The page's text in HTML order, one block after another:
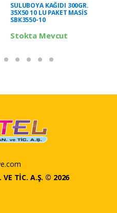
SULUBOYA KAĞIDI 300GR.
35X50 10 LU PAKET MASİS
SBK3550-10
Stokta Mevcut
VE TİC. A.Ş. © 2026